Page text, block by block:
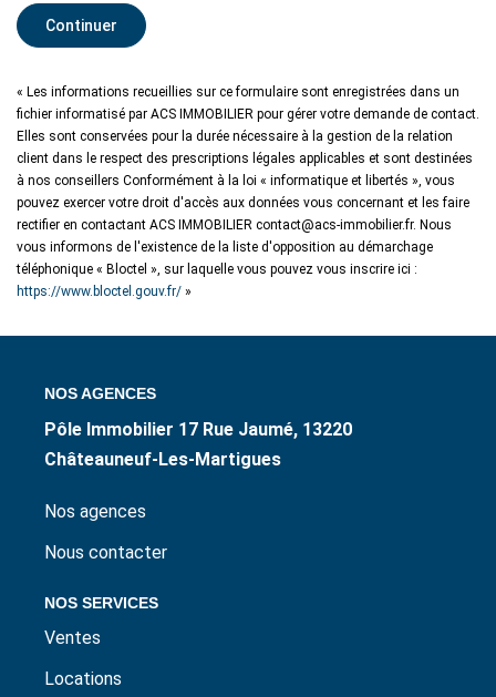
Continuer
« Les informations recueillies sur ce formulaire sont enregistrées dans un
fichier informatisé par ACS IMMOBILIER pour gérer votre demande de contact.
Elles sont conservées pour la durée nécessaire à la gestion de la relation
client dans le respect des prescriptions légales applicables et sont destinées
à nos conseillers Conformément à la loi « informatique et libertés », vous
pouvez exercer votre droit d'accès aux données vous concernant et les faire
rectifier en contactant ACS IMMOBILIER contact@acs-immobilier.fr. Nous
vous informons de l'existence de la liste d'opposition au démarchage
téléphonique « Bloctel », sur laquelle vous pouvez vous inscrire ici :
https://www.bloctel.gouv.fr/ »
NOS AGENCES
Pôle Immobilier 17 Rue Jaumé, 13220
Châteauneuf-Les-Martigues
Nos agences
Nous contacter
NOS SERVICES
Ventes
Locations